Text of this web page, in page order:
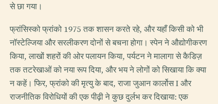
से छा गया।
फ्रांसिस्को फ्रांको 1975 तक शासन करते रहे, और यहाँ किसी को भी
नॉस्टेल्जिया और सरलीकरण दोनों से बचना होगा। स्पेन ने औद्योगीकरण
किया, लाखों शहरों की ओर पलायन किया, पर्यटन ने मालागा से कैडिज़
तक तटरेखाओं को नया रूप दिया, और भय ने लोगों को सिखाया कि क्या
न कहें। फिर, फ्रांको की मृत्यु के बाद, राजा जुआन कार्लोस I और
राजनीतिक विरोधियों की एक पीढ़ी ने कुछ दुर्लभ कर दिखाया: एक